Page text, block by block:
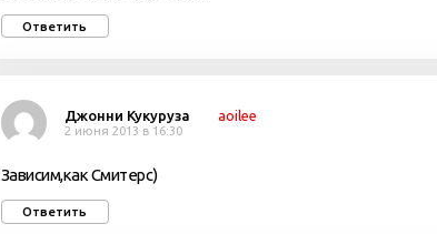
Ответить
Джонни Кукуруза aoilee
2 июня 2013 в 16:30
Зависим,как Смитерс)
Ответить